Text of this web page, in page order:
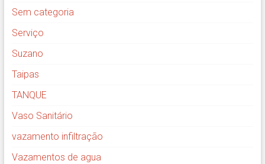
Sem categoria
Serviço
Suzano
Taipas
TANQUE
Vaso Sanitário
vazamento infiltração
Vazamentos de agua